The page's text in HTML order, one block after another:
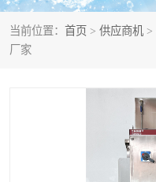
当前位置： 首页 > 供应商机 >
厂家